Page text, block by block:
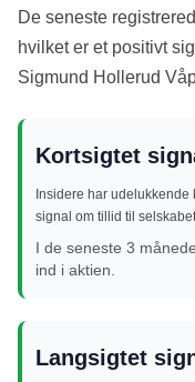
De seneste
hvilket er et positivt
Sigmund Hollerud
Kortsigtet
Insidere har
signal om tillid til
I de seneste 3
ind i aktien.
Langsigtet